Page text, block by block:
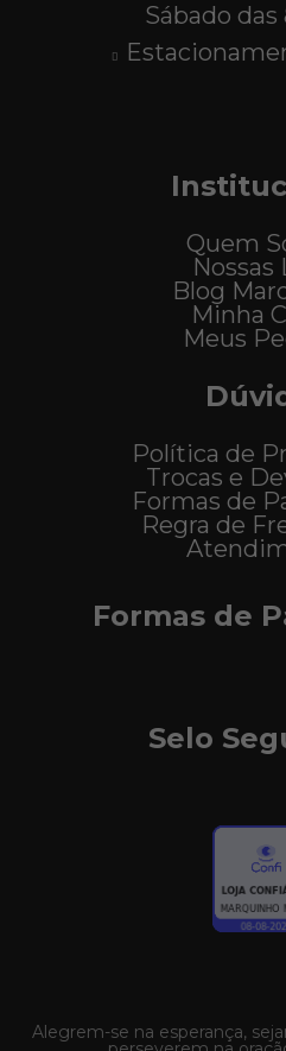
Sábado das
Quem
Nossas
Blog
Minha
Meus
Política de
Trocas e
Formas de
Regra de
Formas de
Selo
Alegrem-se na esperança,